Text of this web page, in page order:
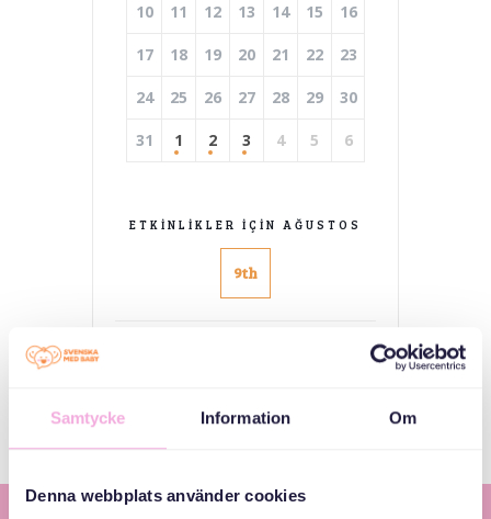
Samtycke Information Om
Denna webbplats använder cookies
10 11 12 13 14 15 16
17 18 19 20 21 22 23
24 25 26 27 28 29 30
31 1 2 3 4 5 6
ETKINLIKLER IÇIN AĞUSTOS
9th